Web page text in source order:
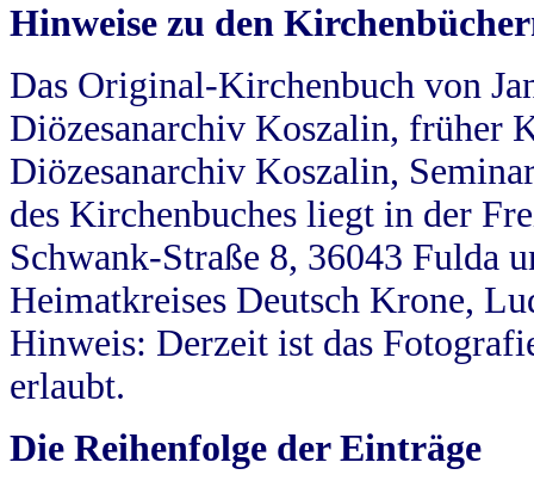
Hinweise zu den
Das Original-Kirchenbuch von
Diözesanarchiv Koszalin, früher
Diözesanarchiv Koszalin,
des Kirchenbuches liegt in der
Schwank-Straße 8, 36043 Fulda
Heimatkreises Deutsch Krone,
Hinweis: Derzeit ist das
erlaubt.
Die Reihenfolge der Einträge